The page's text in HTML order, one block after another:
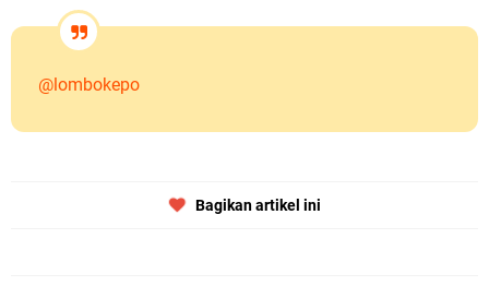
@lombokepo
Bagikan artikel ini